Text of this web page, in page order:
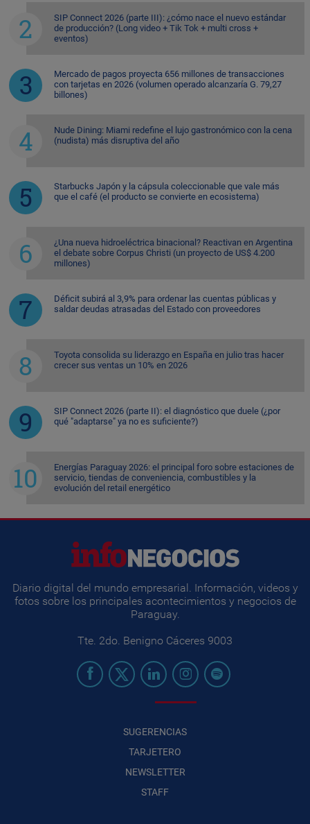
SIP Connect 2026 (parte III): ¿cómo nace el nuevo estándar
de producción? (Long video + Tik Tok + multi cross +
eventos)
Mercado de pagos proyecta 656 millones de transacciones
con tarjetas en 2026 (volumen operado alcanzaría G. 79,27
billones)
Nude Dining: Miami redefine el lujo gastronómico con la cena
(nudista) más disruptiva del año
Starbucks Japón y la cápsula coleccionable que vale más
que el café (el producto se convierte en ecosistema)
¿Una nueva hidroeléctrica binacional? Reactivan en Argentina
el debate sobre Corpus Christi (un proyecto de US$ 4.200
millones)
Déficit subirá al 3,9% para ordenar las cuentas públicas y
saldar deudas atrasadas del Estado con proveedores
Toyota consolida su liderazgo en España en julio tras hacer
crecer sus ventas un 10% en 2026
SIP Connect 2026 (parte II): el diagnóstico que duele (¿por
qué "adaptarse" ya no es suficiente?)
Energías Paraguay 2026: el principal foro sobre estaciones de
servicio, tiendas de conveniencia, combustibles y la
evolución del retail energético
Diario digital del mundo empresarial. Información, videos y
fotos sobre los principales acontecimientos y negocios de
Paraguay.
Tte. 2do. Benigno Cáceres 9003
SUGERENCIAS
TARJETERO
NEWSLETTER
STAFF